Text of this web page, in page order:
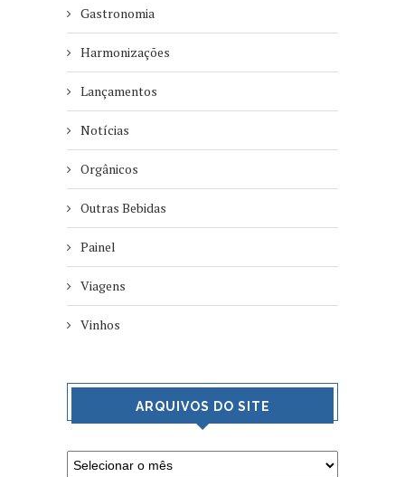
Gastronomia
Harmonizações
Lançamentos
Notícias
Orgânicos
Outras Bebidas
Painel
Viagens
Vinhos
ARQUIVOS DO SITE